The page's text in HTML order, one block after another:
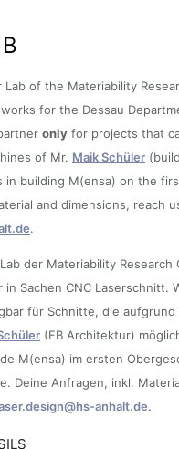
Lab of the Materiability
for the Dessau
only for projects that
of Mr. Maik Schüler
in building M(ensa) on the
and dimensions, reach
.
der Materiability Research
Sachen CNC Laserschnitt.
für Schnitte, die aufgrund
(FB Architektur)
M(ensa) im ersten
Deine Anfragen, inkl.
anhalt.de.